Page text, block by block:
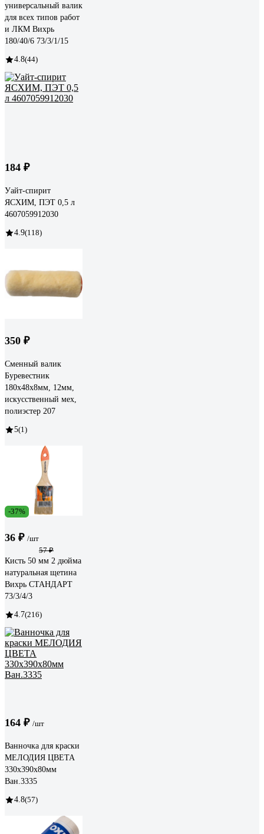
универсальный валик
для всех типов работ
и ЛКМ Вихрь
180/40/6 73/3/1/15
4.8(44)
184 ₽
Уайт-спирит
ЯСХИМ, ПЭТ 0,5 л
4607059912030
4.9(118)
350 ₽
Сменный валик
Буревестник
180х48х8мм, 12мм,
искусственный мех,
полиэстер 207
5(1)
-37%
36 ₽ /шт
57 ₽
Кисть 50 мм 2 дюйма
натуральная щетина
Вихрь СТАНДАРТ
73/3/4/3
4.7(216)
164 ₽ /шт
Ванночка для краски
МЕЛОДИЯ ЦВЕТА
330х390х80мм
Ван.3335
4.8(57)